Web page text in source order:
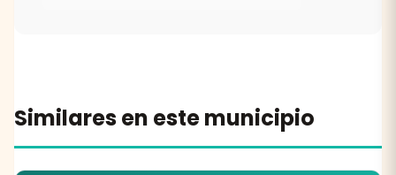
Similares en este municipio